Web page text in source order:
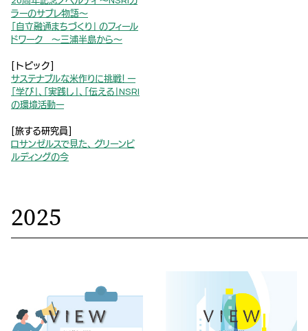
ラーのサブレ物語～
「自立融通まちづくり」 のフィール
ドワーク ～三浦半島から～
[トピック]
サステナブルな米作りに挑戦！ ー
「学び」、「実践し」、「伝える」NSRI
の環境活動ー
[旅する研究員]
ロサンゼルスで見た、 グリーンビ
ルディングの今
2025